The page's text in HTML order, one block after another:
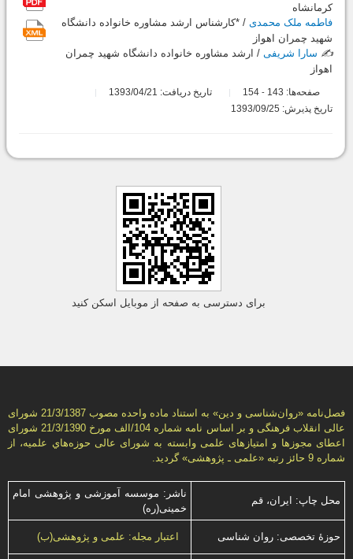
کرمانشاه
فاطمه ملک محمدی / *کارشناس ارشد مشاوره خانواده دانشگاه
شهيد چمران اهواز
✍️ سارا شریفی / ارشد مشاوره خانواده دانشگاه شهيد چمران
اهواز
صفحه‌ها: 143
-
تاریخ دریافت: 1393/04/21
تاریخ پذیرش: 1393/09/25
برای دسترسی به صفحه از موبایل اسکن کنید
فصل‌نامه «روان‌شناسی و دين» به استناد ماده واحده مصوب 21/3/1387 شورای
عالی انقلاب فرهنگی و بر اساس نامه شماره 104/الف مورخ 21/3/1390 شورای
اعطای مجوزها و امتيازهای علمی وابسته به شورای عالی حوزه‌هاي علميه، از
شماره 9 حائز رتبه «علمی ـ پژوهشی» گرديد.
محل چاپ: ایران، قم
ناشر: موسسه آموزشی و پژوهشی امام
خمینی(ره)
حوزۀ تخصصی: روان شناسی اعتبار مجله: علمی و پژوهشی(ب)